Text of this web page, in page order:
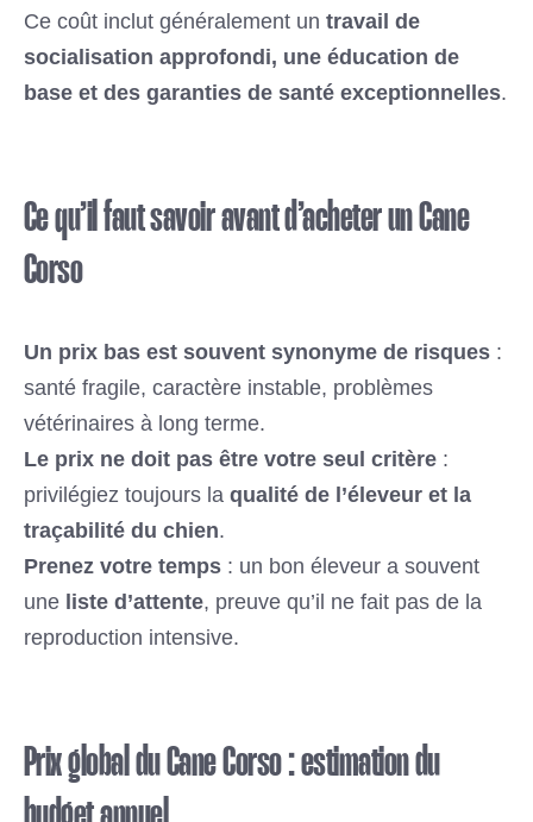
Ce coût inclut généralement un travail de
socialisation approfondi, une éducation de
base et des garanties de santé exceptionnelles.
Ce qu’il faut savoir avant d’acheter un Cane
Corso
Un prix bas est souvent synonyme de risques :
santé fragile, caractère instable, problèmes
vétérinaires à long terme.
Le prix ne doit pas être votre seul critère :
privilégiez toujours la qualité de l’éleveur et la
traçabilité du chien.
Prenez votre temps : un bon éleveur a souvent
une liste d’attente, preuve qu’il ne fait pas de la
reproduction intensive.
Prix global du Cane Corso : estimation du